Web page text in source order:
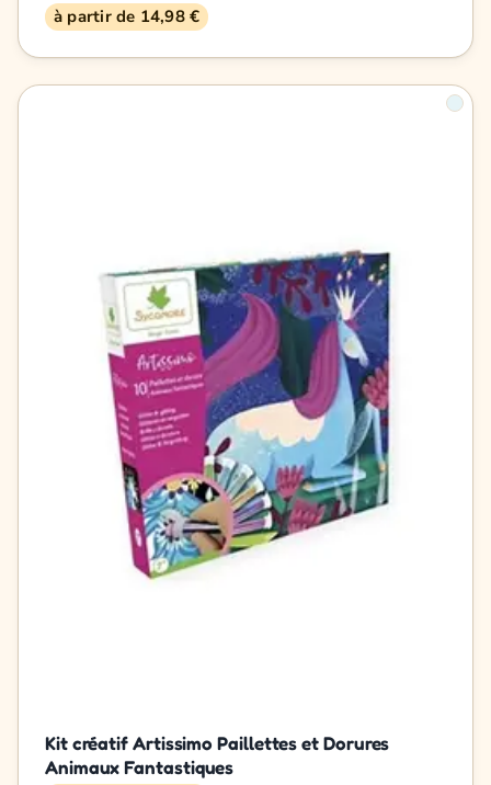
à partir de 14,98 €
Kit créatif Artissimo Paillettes et Dorures
Animaux Fantastiques